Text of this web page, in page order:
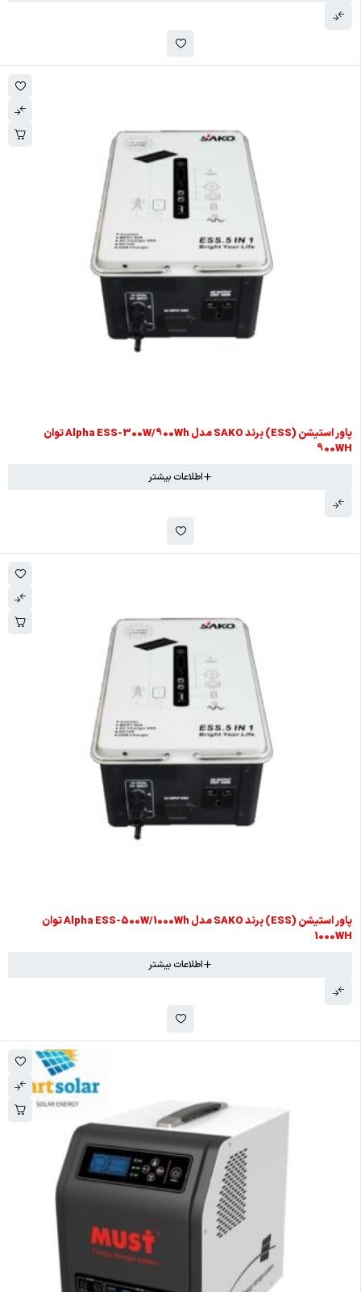
پاور استیشن (ESS) برند SAKO مدل Alpha ESS-300W/900Wh توان
900WH
اطلاعات بیشتر
پاور استیشن (ESS) برند SAKO مدل Alpha ESS-500W/1000Wh توان
1000WH
اطلاعات بیشتر